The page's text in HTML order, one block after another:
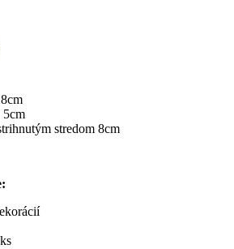
5cm
stredom 8cm